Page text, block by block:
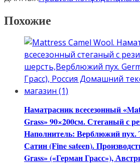
Похожие
Наматрасник всесезонный
Grass» 90×200см. Стеганый с
Наполнитель: Верблюжий
Сатин (Fine sateen).
Grass» («Герман Грасс»),